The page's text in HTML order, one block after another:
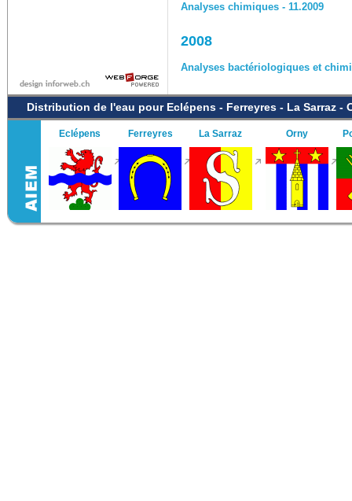
Analyses chimiques - 11.2009
2008
Analyses bactériologiques et
Distribution de l'eau pour Eclépens - Ferreyres - La Sarraz -
Eclépens Ferreyres La Sarraz Orny